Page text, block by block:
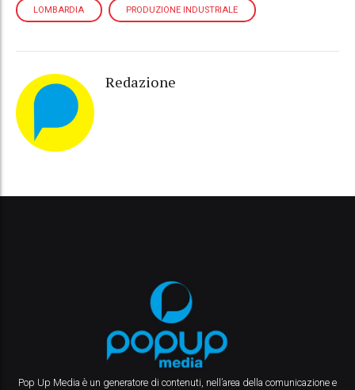
LOMBARDIA PRODUZIONE INDUSTRIALE
Redazione
Pop Up Media è un generatore di contenuti, nell’area della comunicazione e